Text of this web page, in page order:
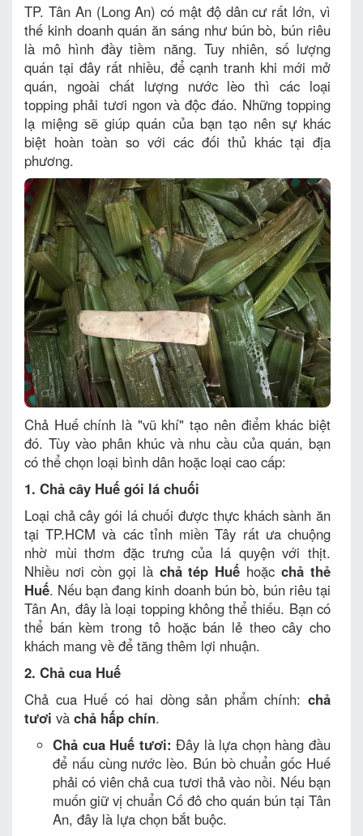
TP. Tân An (Long An) có mật độ dân cư rất lớn, vì
thế kinh doanh quán ăn sáng như bún bò, bún riêu
là mô hình đầy tiềm năng. Tuy nhiên, số lượng
quán tại đây rất nhiều, để cạnh tranh khi mới mở
quán, ngoài chất lượng nước lèo thì các loại
topping phải tươi ngon và độc đáo. Những topping
lạ miệng sẽ giúp quán của bạn tạo nên sự khác
biệt hoàn toàn so với các đối thủ khác tại địa
phương.
Chả Huế chính là "vũ khí" tạo nên điểm khác biệt
đó. Tùy vào phân khúc và nhu cầu của quán, bạn
có thể chọn loại bình dân hoặc loại cao cấp:
1. Chả cây Huế gói lá chuối
Loại chả cây gói lá chuối được thực khách sành ăn
tại TP.HCM và các tỉnh miền Tây rất ưa chuộng
nhờ mùi thơm đặc trưng của lá quyện với thịt.
Nhiều nơi còn gọi là chả tép Huế hoặcchả thẻ
Huế. Nếu bạn đang kinh doanh bún bò, bún riêu tại
Tân An, đây là loại topping không thể thiếu. Bạn có
thể bán kèm trong tô hoặc bán lẻ theo cây cho
khách mang về để tăng thêm lợi nhuận.
2. Chả cua Huế
Chả cua Huế có hai dòng sản phẩm chính: chả
tươi và chả hấp chín.
Chả cua Huế tươi: Đây là lựa chọn hàng đầu
để nấu cùng nước lèo. Bún bò chuẩn gốc Huế
phải có viên chả cua tươi thả vào nồi. Nếu bạn
muốn giữ vị chuẩn Cố đô cho quán bún tại Tân
An, đây là lựa chọn bắt buộc.